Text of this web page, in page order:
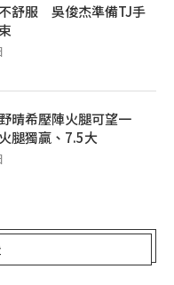
舒服 吳俊杰準備TJ手
晴希壓陣火腿可望一
腿獨贏、7.5大